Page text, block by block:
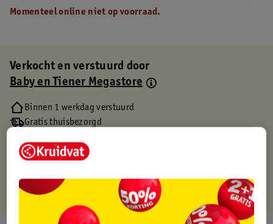
Momenteel online niet op voorraad.
Verkocht en verstuurd door
Baby en Tiener Megastore
Binnen 1 werkdag verstuurd
Gratis thuisbezorgd
Gratis punten met je Kruidvat kaart